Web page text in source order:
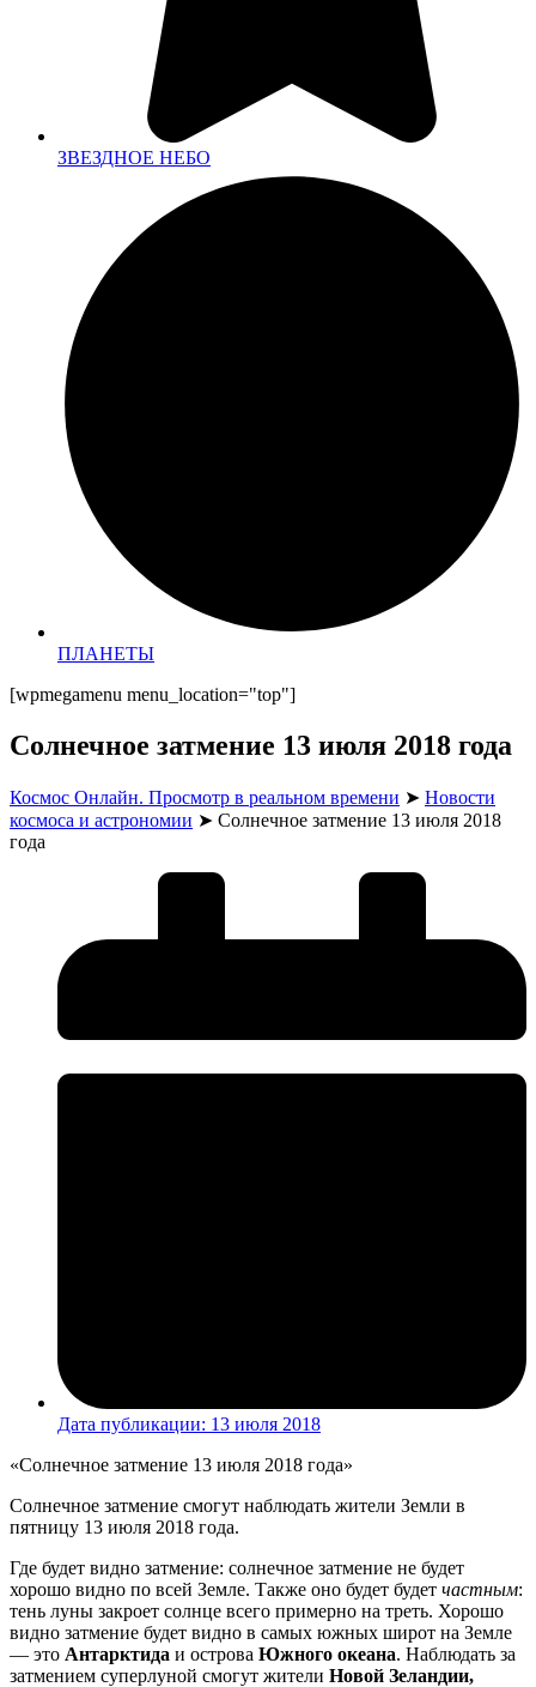
ЗВЕЗДНОЕ НЕБО
ПЛАНЕТЫ
[wpmegamenu menu_location="top"]
Солнечное затмение 13 июля 2018 года
Космос Онлайн. Просмотр в реальном времени ➤ Новости
космоса и астрономии ➤ Солнечное затмение 13 июля 2018
года
Дата публикации: 13 июля 2018
«Солнечное затмение 13 июля 2018 года»
Солнечное затмение смогут наблюдать жители Земли в
пятницу 13 июля 2018 года.
Где будет видно затмение: солнечное затмение не будет
хорошо видно по всей Земле. Также оно будет будет частным:
тень луны закроет солнце всего примерно на треть. Хорошо
видно затмение будет видно в самых южных широт на Земле
— это Антарктида и острова Южного океана. Наблюдать за
затмением суперлуной смогут жители Новой Зеландии,